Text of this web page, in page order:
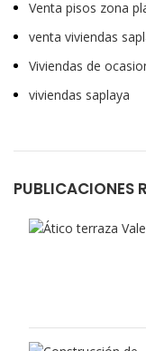
Venta pisos zona
venta viviendas
Viviendas de
viviendas saplaya
PUBLICACIONES